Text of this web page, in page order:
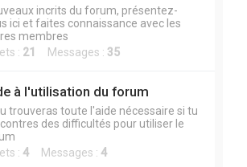
incrits du forum, présentez-
ici et faites connaissance avec les
membres
: 21 Messages : 35
à l'utilisation du forum
trouveras toute l'aide nécessaire si tu
des difficultés pour utiliser le
: 4 Messages : 4